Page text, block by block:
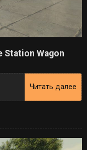
Station Wagon
Читать далее